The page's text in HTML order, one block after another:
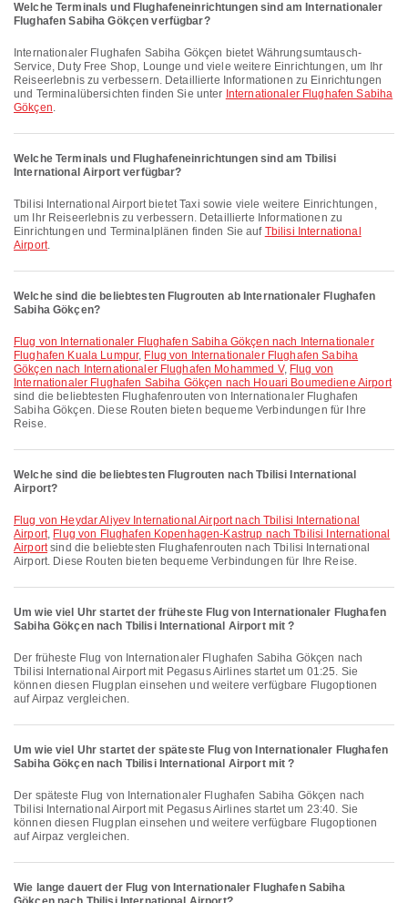
Welche Terminals und Flughafeneinrichtungen sind am Internationaler
Flughafen Sabiha Gökçen verfügbar?
Internationaler Flughafen Sabiha Gökçen bietet Währungsumtausch-
Service, Duty Free Shop, Lounge und viele weitere Einrichtungen, um Ihr
Reiseerlebnis zu verbessern. Detaillierte Informationen zu Einrichtungen
und Terminalübersichten finden Sie unter Internationaler Flughafen Sabiha
Gökçen.
Welche Terminals und Flughafeneinrichtungen sind am Tbilisi
International Airport verfügbar?
Tbilisi International Airport bietet Taxi sowie viele weitere Einrichtungen,
um Ihr Reiseerlebnis zu verbessern. Detaillierte Informationen zu
Einrichtungen und Terminalplänen finden Sie auf Tbilisi International
Airport.
Welche sind die beliebtesten Flugrouten ab Internationaler Flughafen
Sabiha Gökçen?
Flug von Internationaler Flughafen Sabiha Gökçen nach Internationaler
Flughafen Kuala Lumpur, Flug von Internationaler Flughafen Sabiha
Gökçen nach Internationaler Flughafen Mohammed V, Flug von
Internationaler Flughafen Sabiha Gökçen nach Houari Boumediene Airport
sind die beliebtesten Flughafenrouten von Internationaler Flughafen
Sabiha Gökçen. Diese Routen bieten bequeme Verbindungen für Ihre
Reise.
Welche sind die beliebtesten Flugrouten nach Tbilisi International
Airport?
Flug von Heydar Aliyev International Airport nach Tbilisi International
Airport, Flug von Flughafen Kopenhagen-Kastrup nach Tbilisi International
Airportsind die beliebtesten Flughafenrouten nach Tbilisi International
Airport. Diese Routen bieten bequeme Verbindungen für Ihre Reise.
Um wie viel Uhr startet der früheste Flug von Internationaler Flughafen
Sabiha Gökçen nach Tbilisi International Airport mit ?
Der früheste Flug von Internationaler Flughafen Sabiha Gökçen nach
Tbilisi International Airport mit Pegasus Airlines startet um 01:25. Sie
können diesen Flugplan einsehen und weitere verfügbare Flugoptionen
auf Airpaz vergleichen.
Um wie viel Uhr startet der späteste Flug von Internationaler Flughafen
Sabiha Gökçen nach Tbilisi International Airport mit ?
Der späteste Flug von Internationaler Flughafen Sabiha Gökçen nach
Tbilisi International Airport mit Pegasus Airlines startet um 23:40. Sie
können diesen Flugplan einsehen und weitere verfügbare Flugoptionen
auf Airpaz vergleichen.
Wie lange dauert der Flug von Internationaler Flughafen Sabiha